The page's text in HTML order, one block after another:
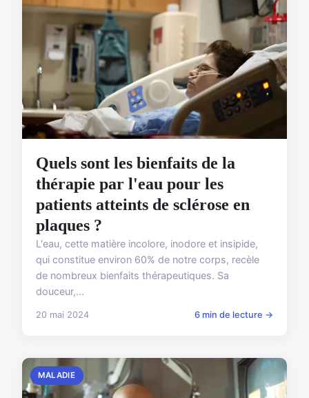
Quels sont les bienfaits de la
thérapie par l'eau pour les
patients atteints de sclérose en
plaques ?
L'eau, cette matière incolore, inodore et insipide,
qui constitue environ 60% de notre corps, recèle
de nombreux bienfaits thérapeutiques. Sa
douceur,...
20 mai 2024 6 min de lecture →
MALADIE